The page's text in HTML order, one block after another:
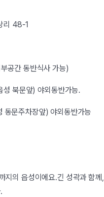
리 48-1
공간 동반식사 가능)
성 북문앞) 야외동반가능.
주차장앞) 야외동반가능
지의 읍성이에요.긴 성곽과 함